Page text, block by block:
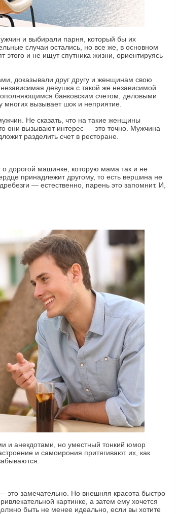
и выбирали парня, который бы их
случаи остались, но все же, в основном
и не ищут спутника жизни, ориентируясь
доказывали друг другу и женщинам свою
девушка с такой же независимой
банковским счетом, деловыми
многих вызывает шок и неприятие.
Не сказать, что на такие женщины
они вызывают интерес — это точно. Мужчина
разделить счет в ресторане.
дорогой машинке, которую мама так и не
принадлежит другому, то есть вершина не
— естественно, парень это запомнит. И,
и анекдотами, но уместный тонкий юмор
и самоирония притягивают их, как
это замечательно. Но внешняя красота быстро
картинке, а затем ему хочется
быть не менее идеально, если вы хотите